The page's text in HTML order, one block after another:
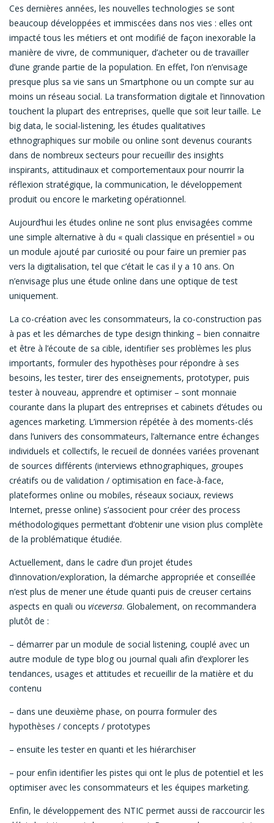
Ces dernières années, les nouvelles technologies se sont
beaucoup développées et immiscées dans nos vies : elles ont
impacté tous les métiers et ont modifié de façon inexorable la
manière de vivre, de communiquer, d’acheter ou de travailler
d’une grande partie de la population. En effet, l’on n’envisage
presque plus sa vie sans un Smartphone ou un compte sur au
moins un réseau social. La transformation digitale et l’innovation
touchent la plupart des entreprises, quelle que soit leur taille. Le
big data, le social-listening, les études qualitatives
ethnographiques sur mobile ou online sont devenus courants
dans de nombreux secteurs pour recueillir des insights
inspirants, attitudinaux et comportementaux pour nourrir la
réflexion stratégique, la communication, le développement
produit ou encore le marketing opérationnel.
Aujourd’hui les études online ne sont plus envisagées comme
une simple alternative à du « quali classique en présentiel » ou
un module ajouté par curiosité ou pour faire un premier pas
vers la digitalisation, tel que c’était le cas il y a 10 ans. On
n’envisage plus une étude online dans une optique de test
uniquement.
La co-création avec les consommateurs, la co-construction pas
à pas et les démarches de type design thinking – bien connaitre
et être à l’écoute de sa cible, identifier ses problèmes les plus
importants, formuler des hypothèses pour répondre à ses
besoins, les tester, tirer des enseignements, prototyper, puis
tester à nouveau, apprendre et optimiser – sont monnaie
courante dans la plupart des entreprises et cabinets d’études ou
agences marketing. L’immersion répétée à des moments-clés
dans l’univers des consommateurs, l’alternance entre échanges
individuels et collectifs, le recueil de données variées provenant
de sources différents (interviews ethnographiques, groupes
créatifs ou de validation / optimisation en face-à-face,
plateformes online ou mobiles, réseaux sociaux, reviews
Internet, presse online) s’associent pour créer des process
méthodologiques permettant d’obtenir une vision plus complète
de la problématique étudiée.
Actuellement, dans le cadre d’un projet études
d’innovation/exploration, la démarche appropriée et conseillée
n’est plus de mener une étude quanti puis de creuser certains
aspects en quali ou viceversa. Globalement, on recommandera
plutôt de :
– démarrer par un module de social listening, couplé avec un
autre module de type blog ou journal quali afin d’explorer les
tendances, usages et attitudes et recueillir de la matière et du
contenu
– dans une deuxième phase, on pourra formuler des
hypothèses / concepts / prototypes
– ensuite les tester en quanti et les hiérarchiser
– pour enfin identifier les pistes qui ont le plus de potentiel et les
optimiser avec les consommateurs et les équipes marketing.
Enfin, le développement des NTIC permet aussi de raccourcir les